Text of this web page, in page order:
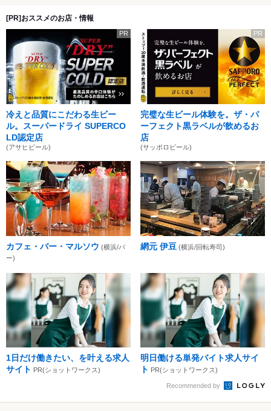
[PR]おススメのお店・情報
PR
冷えと品質にこだわる生ビー
ル。スーパードライ SUPERCO
LD認定店
(アサヒビール)
PR
完璧な生ビール体験を。ザ・パ
ーフェクト黒ラベルが飲めるお
店
(サッポロビール)
カフェ・バー・マルソウ (横浜/バ
ー)
網元 伊豆 (横浜/回転寿司)
1日だけ働きたい、を叶える求人
サイト PR(ショットワークス)
明日働ける単発バイト求人サイ
ト PR(ショットワークス)
Recommended by